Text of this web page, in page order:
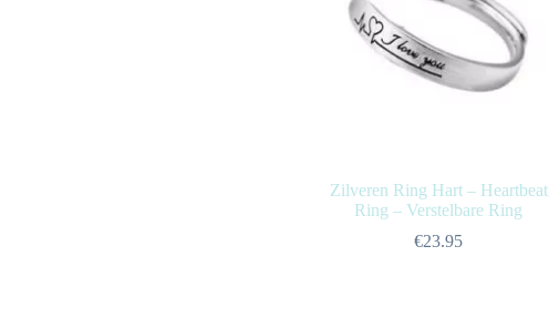
Zilveren Ring Hart – Heartbeat
Ring – Verstelbare Ring
€23.95